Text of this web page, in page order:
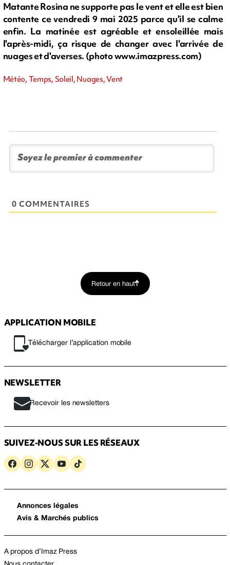
Matante Rosina ne supporte pas le vent et elle est bien
contente ce vendredi 9 mai 2025 parce qu'il se calme
enfin. La matinée est agréable et ensoleillée mais
l'après-midi, ça risque de changer avec l'arrivée de
nuages et d'averses. (photo www.imazpress.com)
Météo, Temps, Soleil, Nuages, Vent
0 COMMENTAIRES
Retour en haut
APPLICATION MOBILE
Télécharger l’application mobile
NEWSLETTER
Recevoir les newsletters
SUIVEZ-NOUS SUR LES RÉSEAUX
Annonces légales
Avis & Marchés publics
A propos d’Imaz Press